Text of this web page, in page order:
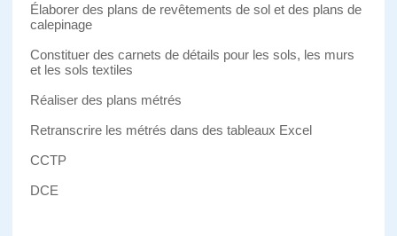
Élaborer des plans de revêtements de sol et des plans de
calepinage
Constituer des carnets de détails pour les sols, les murs
et les sols textiles
Réaliser des plans métrés
Retranscrire les métrés dans des tableaux Excel
CCTP
DCE